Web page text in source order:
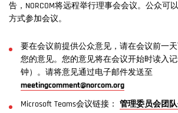
告，NORCOM将远程举行理事会会议。公众可
方式参加会议。
要在会议前提供公众意见，请在会议前一
您的意见。您的意见将在会议开始时读入
钟）。请将意见通过电子邮件发送至
meetingcomment@norcom.org
Microsoft Teams会议链接： 管理委员会团